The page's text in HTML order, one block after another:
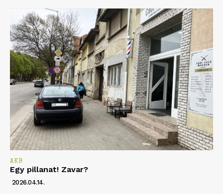
AKB
Egy pillanat! Zavar?
2026.04.14.